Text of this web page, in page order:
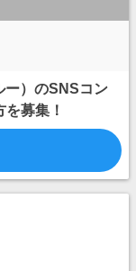
ー）のSNSコン
募集！